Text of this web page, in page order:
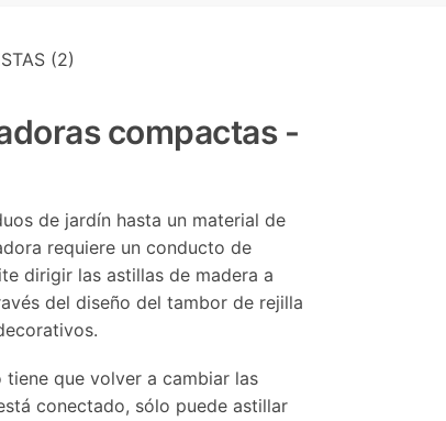
(2)
compactas -
de jardín hasta un material de
requiere un conducto de
dirigir las astillas de madera a
del diseño del tambor de rejilla
que volver a cambiar las
conectado, sólo puede astillar